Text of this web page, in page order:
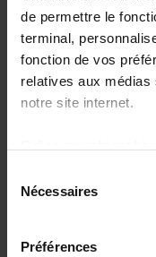
de permettre le
terminal,
fonction de vos
relatives aux
notre site internet.
à l’exception des
fonctionnement du
cookies est
dessus.
Nécessaires
Préférences
This event takes
and the Grand
of diplomatic
between both